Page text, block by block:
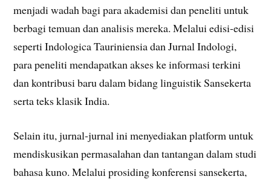
menjadi wadah bagi para akademisi dan peneliti untuk
berbagi temuan dan analisis mereka. Melalui edisi-edisi
seperti Indologica Tauriniensia dan Jurnal Indologi,
para peneliti mendapatkan akses ke informasi terkini
dan kontribusi baru dalam bidang linguistik Sansekerta
serta teks klasik India.
Selain itu, jurnal-jurnal ini menyediakan platform untuk
mendiskusikan permasalahan dan tantangan dalam studi
bahasa kuno. Melalui prosiding konferensi sansekerta,